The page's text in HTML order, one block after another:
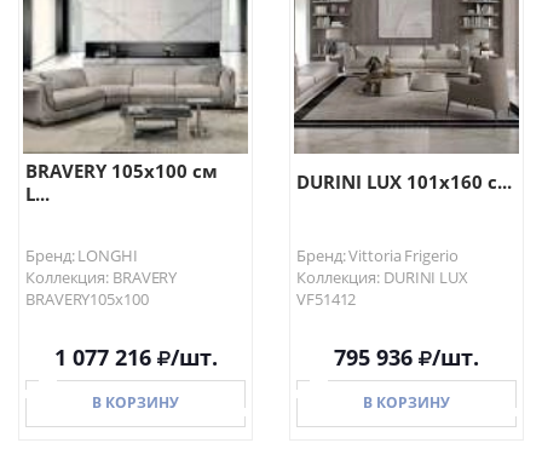
BRAVERY 105х100 см
L...
Бренд: LONGHI
Коллекция: BRAVERY
BRAVERY105х100
1 077 216 /шт.
В КОРЗИНУ
DURINI LUX 101х160 с...
Бренд: Vittoria Frigerio
Коллекция: DURINI LUX
VF51412
795 936 /шт.
В КОРЗИНУ